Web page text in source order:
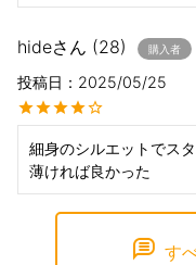
hide 28 購入者
投稿日
2025/05/25
細身のシルエットでス
薄ければ良かった
す